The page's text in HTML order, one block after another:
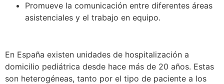
Promueve la comunicación entre diferentes áreas
asistenciales y el trabajo en equipo.
En España existen unidades de hospitalización a
domicilio pediátrica desde hace más de 20 años. Estas
son heterogéneas, tanto por el tipo de paciente a los